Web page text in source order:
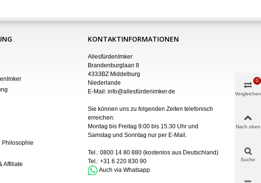
Philosophie
Affiliate
KONTAKTINFORMATIONEN
AllesfürdenImker
Brandenburglaan 8
4333BZ Middelburg
Niederlande
E-Mail: info@allesfürdenimker.de
Sie können uns zu folgenden Zeiten telefonisch
erreichen:
Montag bis Freitag 9:00 bis 15:30 Uhr und
Samstag und Sonntag nur per E-Mail .
Tel.: 0800 14 80 880 (kostenlos aus Deutschland)
Tel.: +31 6 220 830 90
Auch via Whatsapp
Vergleichen
0
Nach oben
Suche